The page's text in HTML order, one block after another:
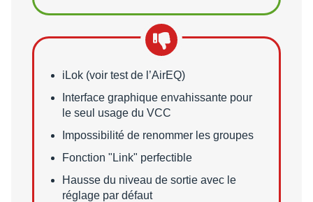
Points faibles
iLok (voir test de l’AirEQ)
Interface graphique envahissante pour
le seul usage du VCC
Impossibilité de renommer les groupes
Fonction "Link" perfectible
Hausse du niveau de sortie avec le
réglage par défaut